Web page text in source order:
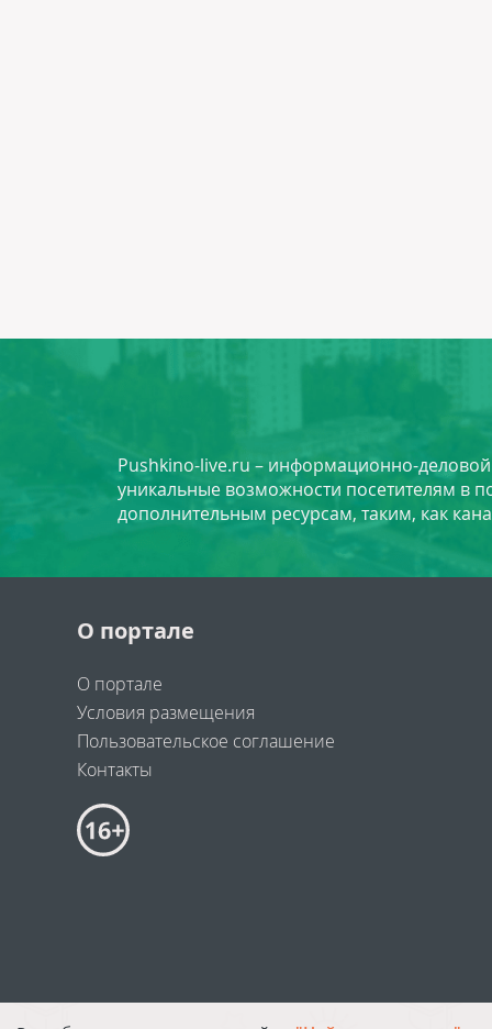
Pushkino-live.ru – информационно-
уникальные возможности посетителям в
дополнительным ресурсам, таким, как
О портале
О портале
Условия размещения
Пользовательское соглашение
Контакты